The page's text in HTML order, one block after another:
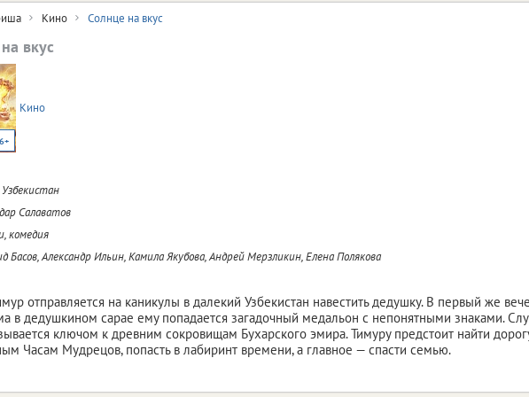
Кино Солнце на вкус
вкус
6+
Кино
Узбекистан
Салаватов
комедия
Басов, Александр Ильин, Камила Якубова, Андрей Мерзликин, Елена Полякова
отправляется на каникулы в далекий Узбекистан навестить дедушку. В первый же
в дедушкином сарае ему попадается загадочный медальон с непонятными знаками.
ключом к древним сокровищам Бухарского эмира. Тимуру предстоит найти
Часам Мудрецов, попасть в лабиринт времени, а главное — спасти семью.